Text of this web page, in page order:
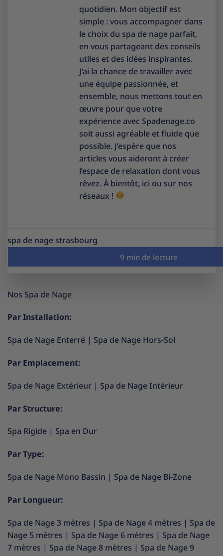
quotidien. Mon objectif est
simple : vous accompagner dans
le choix du spa de nage parfait,
en vous partageant des conseils
utiles et des idées inspirantes.
J’ai la chance de travailler avec
une équipe passionnée, et
ensemble, nous mettons tout en
œuvre pour que votre
expérience avec Spadenage.co
soit aussi agréable et fluide que
possible. J’espère que nos
articles vous aideront à créer
l’espace de relaxation dont vous
rêvez. À bientôt, ici ou sur nos
réseaux !
spa de nage strasbourg
Nos Spa de Nage
Par Installation:
Spa de Nage Enterré | Spa de Nage Hors-Sol
Par Emplacement:
Spa de Nage Extérieur | Spa de Nage Intérieur
Par Structure:
Spa Rigide | Spa en Dur
Par Type:
Spa de Nage Mono Bassin | Spa de Nage Bi-Zone
Par Longueur:
Spa de Nage 3 mètres | Spa de Nage 4 mètres | Spa de
Nage 5 mètres | Spa de Nage 6 mètres | Spa de Nage
7 mètres | Spa de Nage 8 mètres | Spa de Nage 9